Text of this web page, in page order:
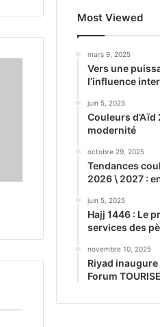
Most Viewed
mars 9, 2025
Vers une
l’influence
juin 5, 2025
Couleurs
modernité
octobre 29, 2025
Tendances
2026 \ 2027 :
juin 5, 2025
Hajj 1446 : Le
services des
novembre 10, 2025
Riyad
Forum TOURISE